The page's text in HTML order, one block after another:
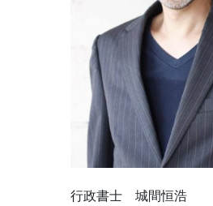
行政書士 城間恒浩